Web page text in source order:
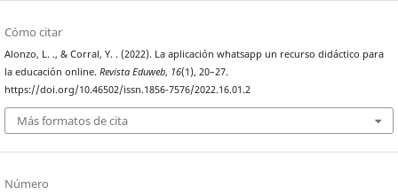
Cómo citar
Alonzo, L. ., & Corral, Y. . (2022). La aplicación whatsapp un recurso didáctico para
la educación online.Revista Eduweb, 16(1), 20–27.
https://doi.org/10.46502/issn.1856-7576/2022.16.01.2
Más formatos de cita
Número